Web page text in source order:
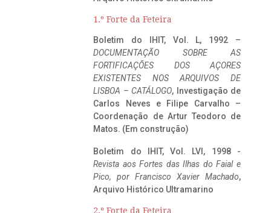
1.º Forte da Feteira
Boletim do IHIT, Vol. L, 1992 –
DOCUMENTAÇÃO SOBRE AS
FORTIFICAÇÕES DOS AÇORES
EXISTENTES NOS ARQUIVOS DE
LISBOA – CATÁLOGO, Investigação de
Carlos Neves e Filipe Carvalho –
Coordenação de Artur Teodoro de
Matos. (Em construção)
Boletim do IHIT, Vol. LVI, 1998 -
Revista aos Fortes das Ilhas do Faial e
Pico, por Francisco Xavier Machado,
Arquivo Histórico Ultramarino
2.º Forte da Feteira